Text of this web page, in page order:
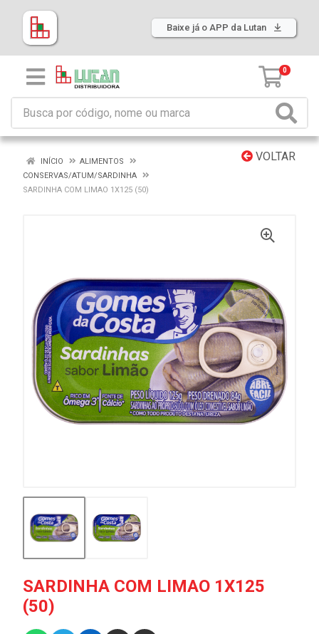
Baixe já o APP da Lutan
0
VOLTAR
INÍCIO
ALIMENTOS
CONSERVAS/ATUM/SARDINHA
SARDINHA COM LIMAO 1X125 (50)
SARDINHA COM LIMAO 1X125
(50)